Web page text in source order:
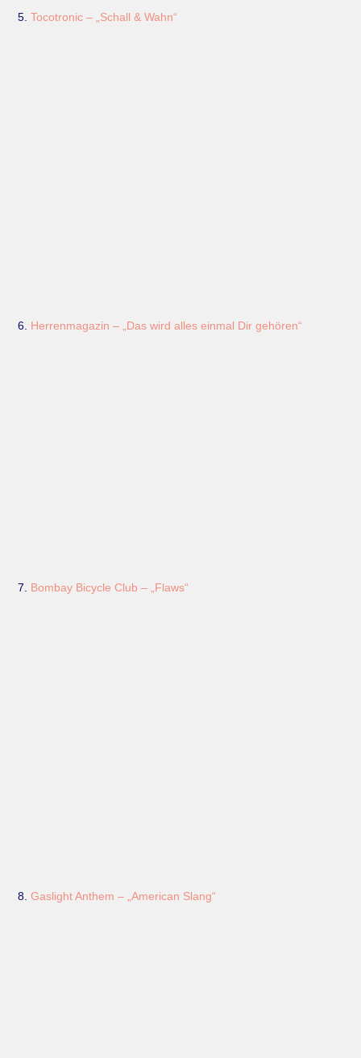
5.Tocotronic – „Schall & Wahn“
6. Herrenmagazin – „Das wird alles einmal Dir gehören“
7. Bombay Bicycle Club – „Flaws“
8.Gaslight Anthem – „American Slang“